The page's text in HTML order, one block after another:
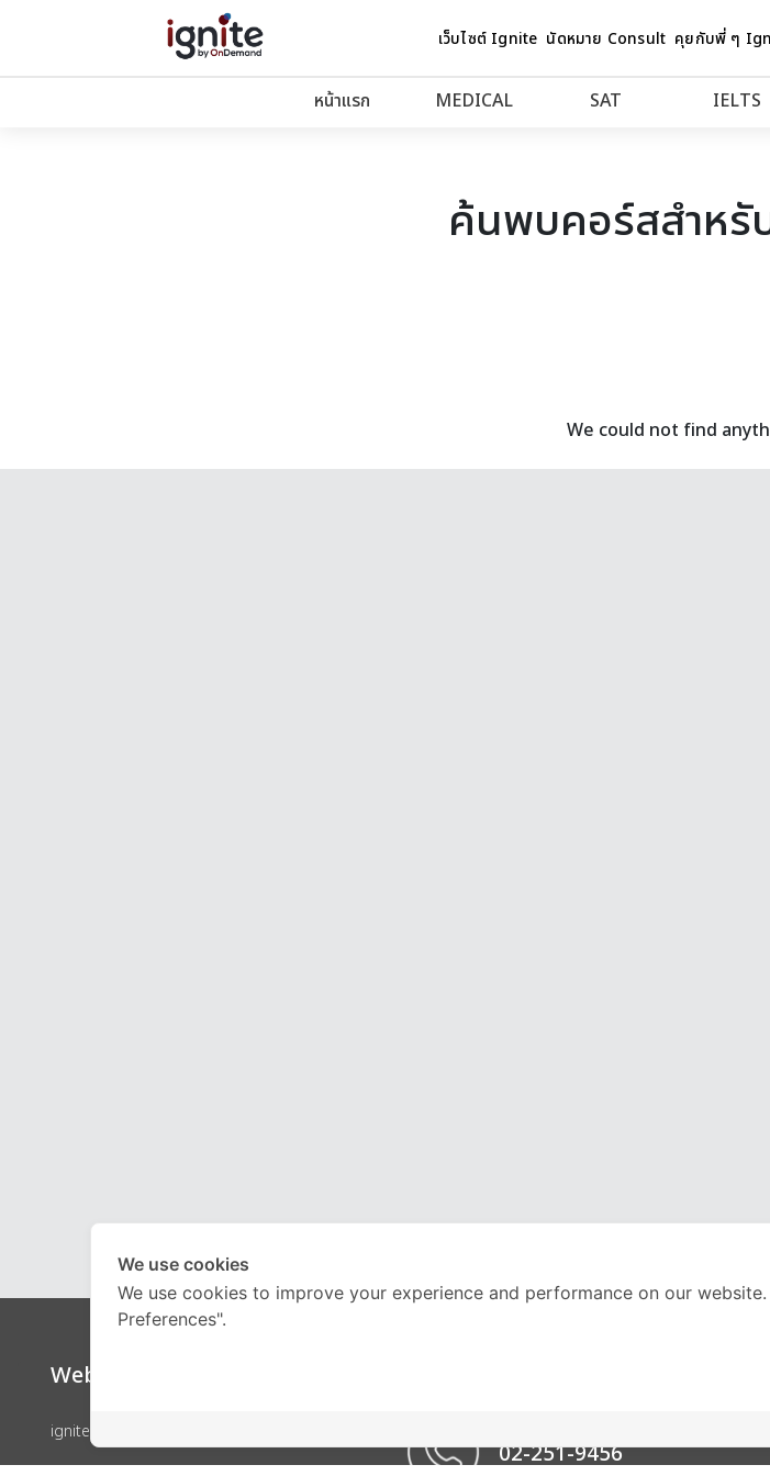
เว็บไซต์ Ignite นัดหมาย Consult คุยกับพี่ ๆ
หน้าแรก MEDICAL SAT IELTS
ค้นพบคอร์สสำห
We could not find
Website
ignite by OnDemand
02-251-9456
We use cookies
We use cookies to improve your experience and performance on our
Preferences".